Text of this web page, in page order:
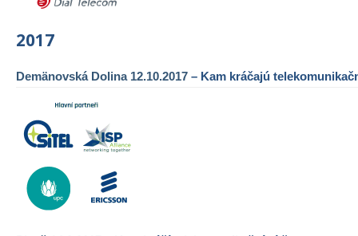
2017
Demänovská Dolina 12.10.2017 – Kam kráčajú